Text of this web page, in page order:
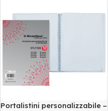
Portalistini personalizzabile –